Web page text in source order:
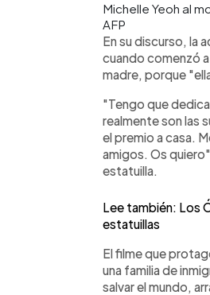
Michelle Yeoh al
AFP
En su discurso, la
cuando comenzó
madre, porque
"Tengo que
realmente son las
el premio a casa.
amigos. Os
estatuilla.
Lee también: Los
estatuillas
El filme que
una familia de
salvar el mundo,